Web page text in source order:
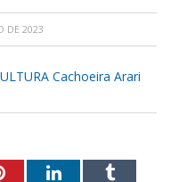
DE 2023
Cachoeira Arari
PinterestLinkedInTumblr